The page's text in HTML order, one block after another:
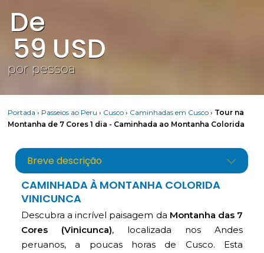
De
59 USD
por pessoa
Portada › Passeios ao Peru › Cusco › Caminhadas em Cusco › Tour na
Montanha de 7 Cores 1 dia - Caminhada ao Montanha Colorida
Breve descrição
CAMINHADA À MONTANHA COLORIDA
VINICUNCA
Descubra a incrível paisagem da Montanha das 7
Cores (Vinicunca), localizada nos Andes
peruanos, a poucas horas de Cusco. Esta